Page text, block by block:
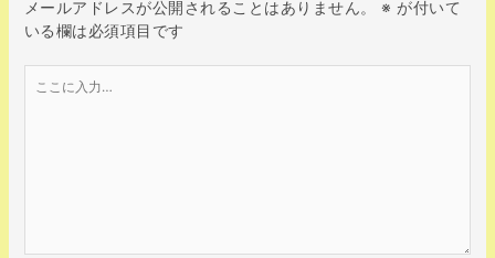
メールアドレスが公開されることはありません。 ※ が付いて
いる欄は必須項目です
こ